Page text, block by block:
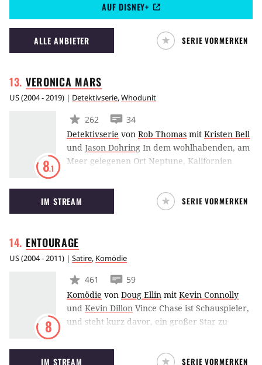
will. Erzählt wird diese Sitcom als Rückblick –
der Erzähler Ted erzählt seinen Kindern im
Jahr 2030 aus der Zeit um das Jahr 2005, in
der er seine Frau und ihre Mutter
AUF DISNEY+
ALLE ANBIETER SERIE VORMERKEN
VERONICA MARS
US(2004 - 2019) | Detektivserie,Whodunit
8.1
262
34
Detektivserie von Rob Thomas mit Kristen Bell
und Jason Dohring In dem wohlhabenden, am
Meer gelegenen Ort Neptune, Kalifornien
Regeln. Ihr Pech! Denn die smarte,
unerschrockene Veronica Mars ist eine 17-
jährige Nachwuchsschnüfflerin, die nicht
Geheimnisse der Stadt aufgedeckt hat.
IM STREAM SERIE VORMERKEN
ENTOURAGE
US(2004 - 2011) | Satire, Komödie
8
461
59
Komödie von Doug Ellin mit Kevin Connolly
und Kevin Dillon Vince Chase ist Schauspieler,
und steht kurz davor, ein großer Star zu
Freunden Eric und Turtle, die er noch aus
seiner Kindheit in Queens kennt, in
IM STREAM SERIE VORMERKEN